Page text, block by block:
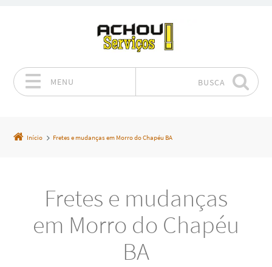
MENU BUSCA
Início Fretes e mudanças em Morro do Chapéu BA
Fretes e mudanças
em Morro do Chapéu
BA